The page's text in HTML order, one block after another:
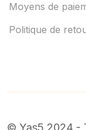
Moyens de
Politique de
© Yas5 2024 -